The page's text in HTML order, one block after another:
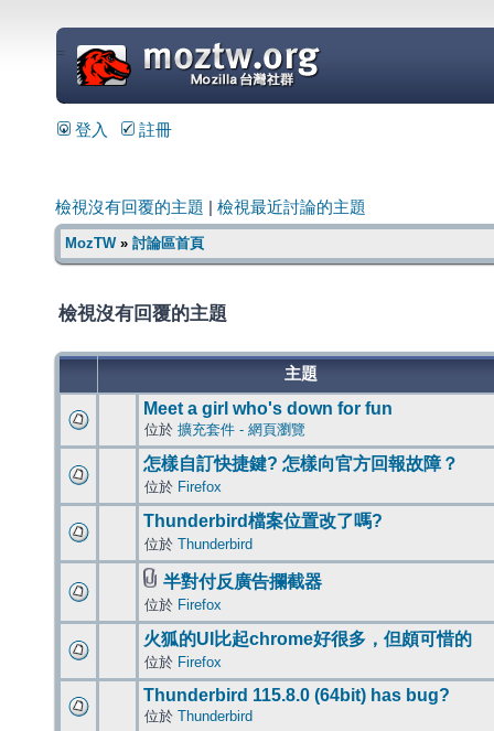
=
登入 註冊
檢視沒有回覆的主題 檢視最近討論的主題
MozTW» 討論區首頁
檢視沒有回覆的主題
主題
Meet a girl who's down for fun
位於 擴充套件 - 網頁瀏覽
怎樣自訂快捷鍵? 怎樣向官方回報故障？
位於 Firefox
Thunderbird檔案位置改了嗎?
位於 Thunderbird
半對付反廣告攔截器
位於 Firefox
火狐的UI比起chrome好很多，但頗可惜的
位於 Firefox
Thunderbird 115.8.0 (64bit) has bug?
位於 Thunderbird